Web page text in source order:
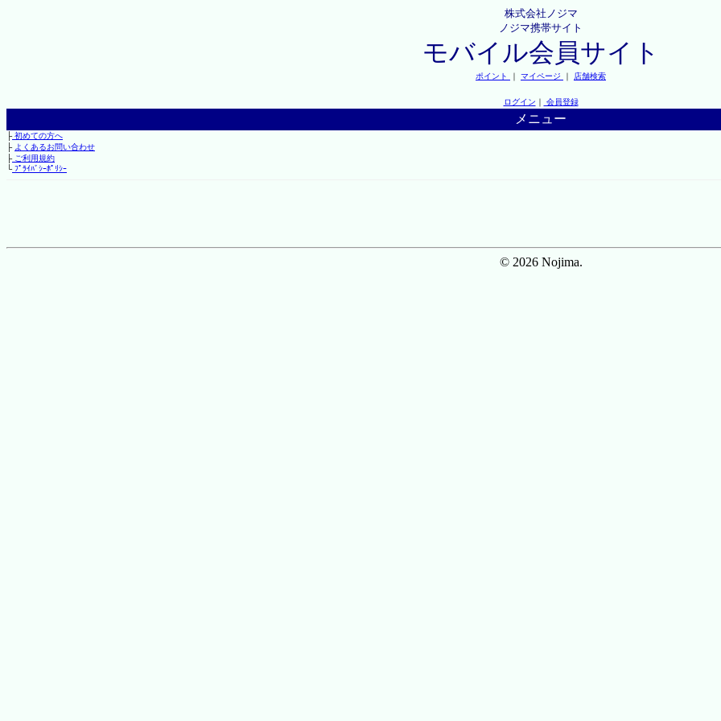
株式会社ノジマ
ノジマ携帯サイト
モバイル会員サイト
ポイント ｜ マイページ ｜ 店舗検索
ログイン ｜ 会員登録
メニュー
├初めての方へ
├ よくあるお問い合わせ
├ご利用規約
└ﾌﾟﾗｲﾊﾞｼｰﾎﾟﾘｼｰ
© 2026 Nojima.